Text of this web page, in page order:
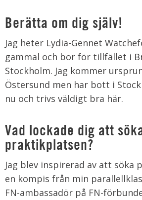
Berätta om dig själv!
Jag heter Lydia-Gennet
gammal och bor för tillfället i
Stockholm. Jag kommer
Östersund men har bott i
nu och trivs väldigt bra här.
Vad lockade dig att
praktikplatsen?
Jag blev inspirerad av att söka
en kompis från min
FN-ambassadör på FN-